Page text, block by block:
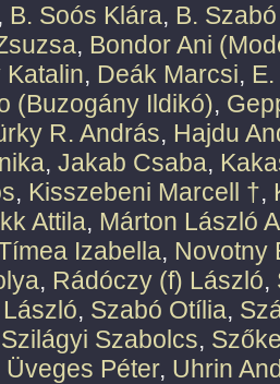
, B. Soós Klára, B.
, Bondor Ani
, Deák Marcsi,
(Buzogány Ildikó),
R. András, Hajdu
, Jakab Csaba,
, Kisszebeni Marcell †,
Attila, Márton László
Izabella, Novotny
, Rádóczy (f) László,
, Szabó Otília,
Szilágyi Szabolcs,
Üveges Péter, Uhrin